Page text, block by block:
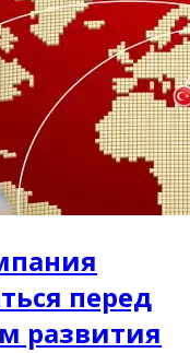
перед
развития